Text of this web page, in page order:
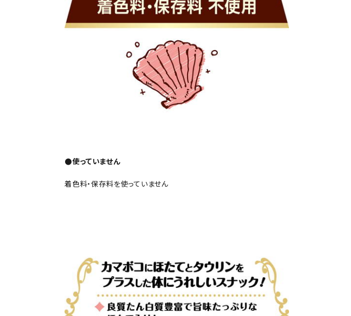
●使っていません
着色料・保存料を使っていません